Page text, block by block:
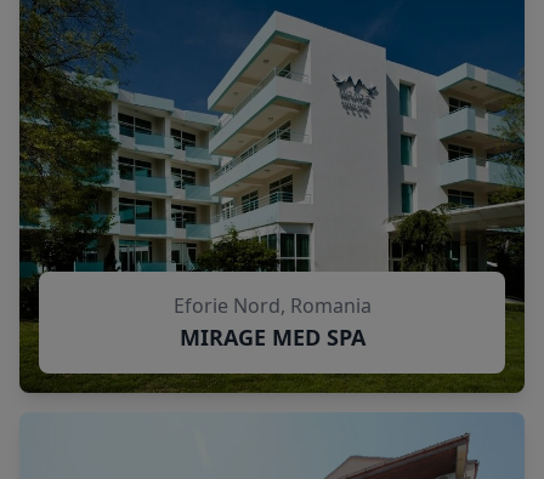
Eforie Nord, Romania
MIRAGE MED SPA